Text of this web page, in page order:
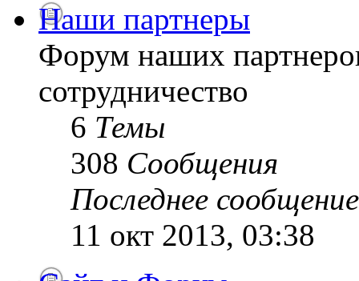
Наши партнеры
Форум наших
сотрудничество
6 Темы
308 Сообщения
Последнее сообщение
11 окт 2013, 03:38